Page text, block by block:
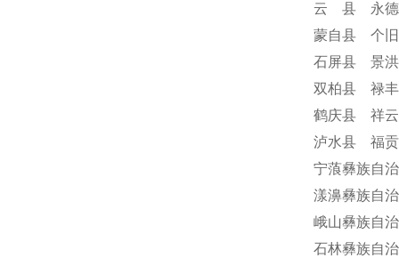
云 县 永德
蒙自县 个
石屏县 景
双柏县 禄
鹤庆县 祥
泸水县 福
宁蒗彝族自
漾濞彝族自
峨山彝族自
石林彝族自